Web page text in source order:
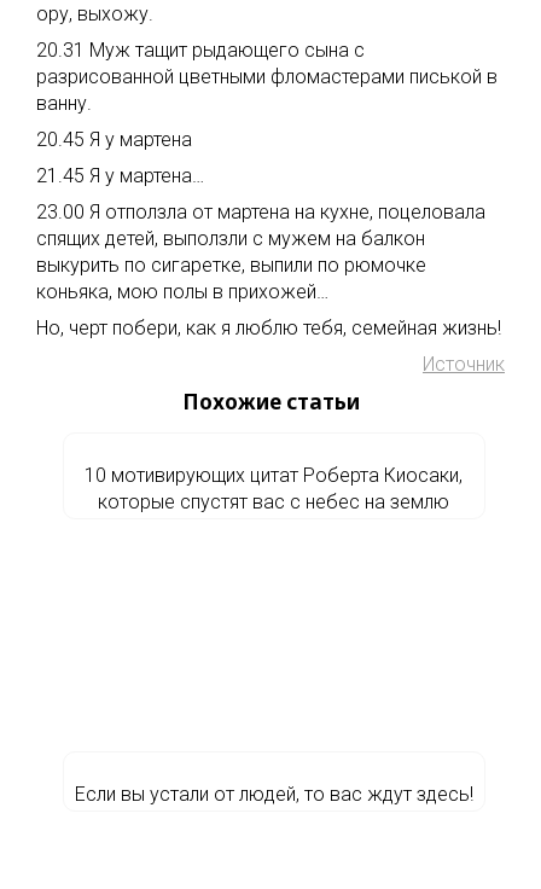
ору, выхожу.
20.31 Муж тащит рыдающего сына с
разрисованной цветными фломастерами писькой в
ванну.
20.45 Я у мартена
21.45 Я у мартена…
23.00 Я отползла от мартена на кухне, поцеловала
спящих детей, выползли с мужем на балкон
выкурить по сигаретке, выпили по рюмочке
коньяка, мою полы в прихожей…
Но, черт побери, как я люблю тебя, семейная жизнь!
Источник
Похожие статьи
10 мотивирующих цитат Роберта Киосаки,
которые спустят вас с небес на землю
Если вы устали от людей, то вас ждут здесь!